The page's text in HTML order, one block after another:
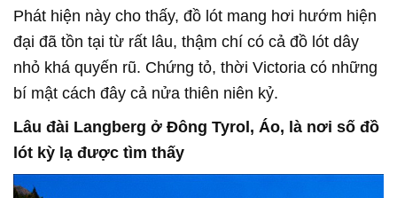
Phát hiện này cho thấy, đồ lót mang hơi hướm hiện
đại đã tồn tại từ rất lâu, thậm chí có cả đồ lót dây
nhỏ khá quyến rũ. Chứng tỏ, thời Victoria có những
bí mật cách đây cả nửa thiên niên kỷ.
Lâu đài Langberg ở Đông Tyrol, Áo, là nơi số đồ
lót kỳ lạ được tìm thấy